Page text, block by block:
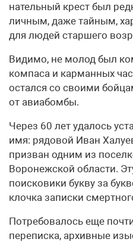
нательный крест был
личным, даже тайным,
для людей старшего
Видимо, не молод был
компаса и карманных
остался со своими
от авиабомбы.
Через 60 лет удалось
имя: рядовой Иван
призван одним из
Воронежской области.
поисковики букву за
клочка записки
Потребовалось еще
переписка, архивные